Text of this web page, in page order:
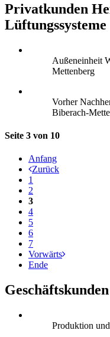
Privatkunden
Lüftungssysteme
Außeneinheit
Mettenberg
Vorher
Biberach-
Seite 3 von 10
Anfang
Zurück
1
2
3
4
5
6
7
Vorwärts
Ende
Produktion